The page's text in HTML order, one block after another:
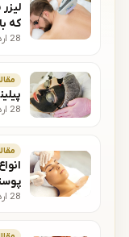
که
28 اردیبهشت 1405
28 اردیبهشت 1405
28 اردیبهشت 1405